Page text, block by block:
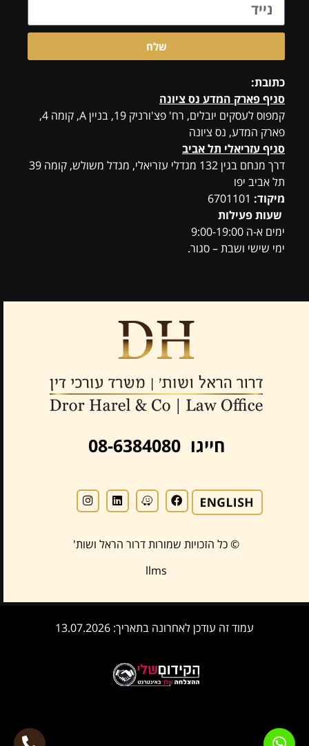
שלח
כתובת:
סניף פארק המדע נס ציונה
קמפוס לעסקים יובלים, רח' פצ'ורניק 19, בניין A, קומה 4,
פארק המדע, נס ציונה
סניף עזריאלי תל אביב
דרך מנחם בגין 132 מגדלי עזריאלי, מגדל משולש, קומה 39
תל אביב יפו
מיקוד:
שעות פעילות
ימים א-ה 9:00-19:00
ימי שישי ושבת – סגור.
חייגו 08-6384080
© כל הזכויות שמורות דרור הראל ושות'
llms
עמוד זה עודכן לאחרונה בתאריך: 13.07.2026